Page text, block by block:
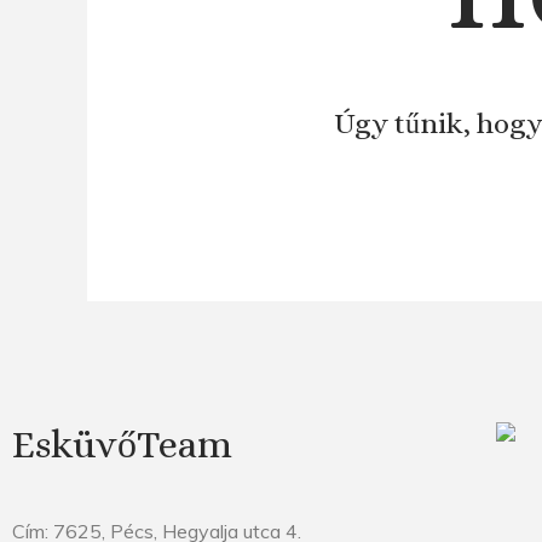
Úgy tűnik,
EsküvőTeam
Cím: 7625, Pécs, Hegyalja utca 4.